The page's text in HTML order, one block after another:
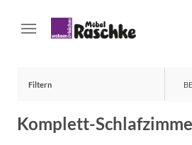
Filtern
Komplett-